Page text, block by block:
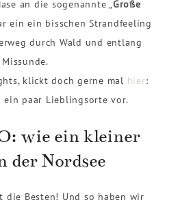
an die sogenannte „Große
ein ein bisschen Strandfeeling
durch Wald und entlang
klickt doch gerne mal hier:
ein paar Lieblingsorte vor.
wie ein kleiner
der Nordsee
Besten! Und so haben wir